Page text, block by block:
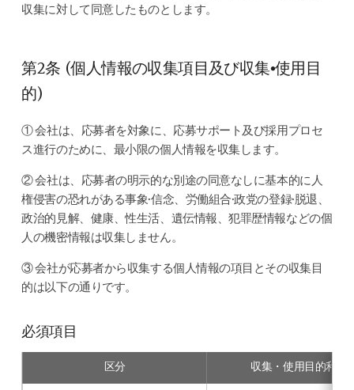
収集に対して同意したものとします。
第2条 (個人情報の収集項目及び収集•使用目
的)
① 会社は、応募者を対象に、応募サポート及び採用プロセ
ス進行のために、最小限の個人情報を収集します。
② 会社は、応募者の明示的な別途の同意なしに基本的に人
権侵害の恐れがある事象•信念、労働組合•政党の登録•脱退、
政治的見解、健康、性生活、遺伝情報、犯罪歴情報などの個
人の機密情報は収集しません。
③ 会社が応募者から収集する個人情報の項目とその収集目
的は以下の通りです。
必須項目
区分 収集・使用目的利用